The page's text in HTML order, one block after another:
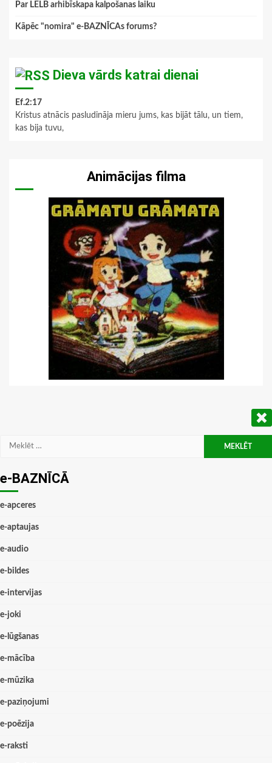
Par LELB arhibīskapa kalpošanas laiku
Kāpēc "nomira" e-BAZNĪCAs forums?
Dieva vārds katrai dienai
Ef.2:17
Kristus atnācis pasludināja mieru jums, kas bijāt tālu, un tiem,
kas bija tuvu,
Animācijas filma
Meklēt:
e-BAZNĪCĀ
e-apceres
e-aptaujas
e-audio
e-bildes
e-intervijas
e-joki
e-lūgšanas
e-mācība
e-mūzika
e-paziņojumi
e-poēzija
e-raksti